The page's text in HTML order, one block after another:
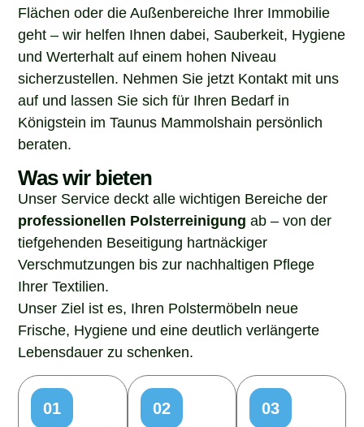
Flächen oder die Außenbereiche Ihrer Immobilie
geht – wir helfen Ihnen dabei, Sauberkeit, Hygiene
und Werterhalt auf einem hohen Niveau
sicherzustellen. Nehmen Sie jetzt Kontakt mit uns
auf und lassen Sie sich für Ihren Bedarf in
Königstein im Taunus Mammolshain persönlich
beraten.
Was wir bieten
Unser Service deckt alle wichtigen Bereiche der
professionellen Polsterreinigung ab – von der
tiefgehenden Beseitigung hartnäckiger
Verschmutzungen bis zur nachhaltigen Pflege
Ihrer Textilien.
Unser Ziel ist es, Ihren Polstermöbeln neue
Frische, Hygiene und eine deutlich verlängerte
Lebensdauer zu schenken.
01
02
03